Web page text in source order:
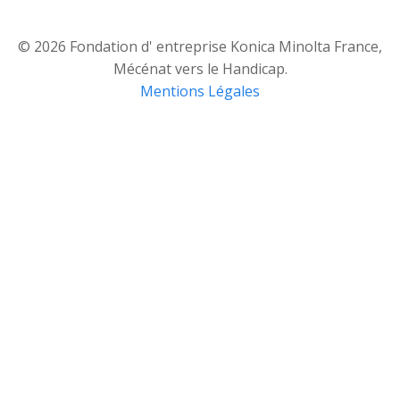
© 2026 Fondation d' entreprise Konica Minolta France,
Mécénat vers le Handicap.
Mentions Légales